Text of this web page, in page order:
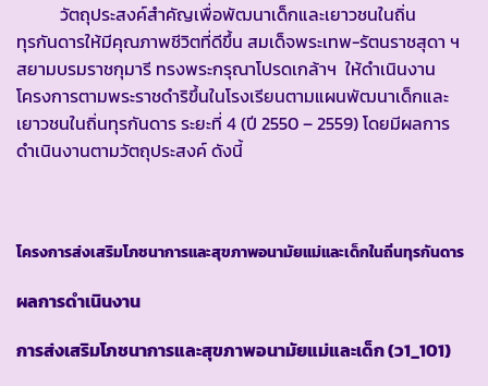
วัตถุประสงค์สำคัญเพื่อพัฒนาเด็กและเยาวชนในถิ่น
ทุรกันดารให้มีคุณภาพชีวิตที่ดีขึ้น สมเด็จพระเทพ-รัตนราชสุดา ฯ
สยามบรมราชกุมารี ทรงพระกรุณาโปรดเกล้าฯ ให้ดำเนินงาน
โครงการตามพระราชดำริขึ้นในโรงเรียนตามแผนพัฒนาเด็กและ
เยาวชนในถิ่นทุรกันดาร ระยะที่ 4 (ปี 2550 – 2559) โดยมีผลการ
ดำเนินงานตามวัตถุประสงค์ ดังนี้
โครงการส่งเสริมโภชนาการและสุขภาพอนามัยแม่และเด็กในถิ่นทุรกันดาร
ผลการดำเนินงาน
การส่งเสริมโภชนาการและสุขภาพอนามัยแม่และเด็ก(ว1_101)